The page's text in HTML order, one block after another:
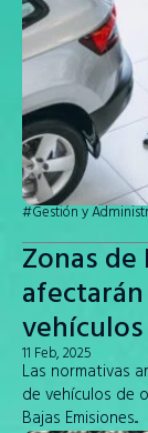
#Gestión y
Zonas de
11 Feb, 2025
Las normativas
de vehículos de
Bajas Emisiones...